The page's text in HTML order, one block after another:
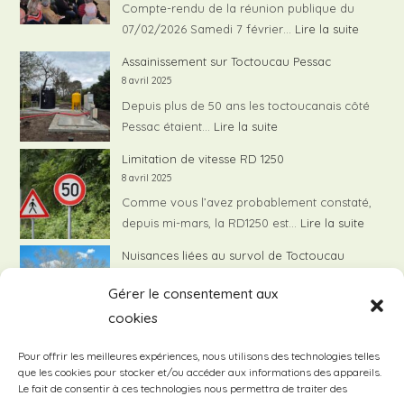
Gérer le consentement aux
cookies
Pour offrir les meilleures expériences, nous utilisons des technologies telles
que les cookies pour stocker et/ou accéder aux informations des appareils.
Le fait de consentir à ces technologies nous permettra de traiter des
Compte-rendu de la réunion publique du
07/02/2026 Samedi 7 février… Lire la suite
07/02/
Assainissement sur Toctoucau Pessac
8 avril 2025
Depuis plus de 50 ans les toctoucanais côté
Pessac étaient… Lire la suite
Toctoucau
Pessac
Limitation de vitesse RD 1250
8 avril 2025
Comme vous l’avez probablement constaté,
depuis mi-mars, la RD1250 est… Lire la suite
de
RD
Nuisances liées au survol de Toctoucau
Le Syndicat de Quartier de Toctoucau
continue de travailler activement…
Compte rendu de la réunion publique avec
les élus locaux – 1er février 2025
8 avril 2025